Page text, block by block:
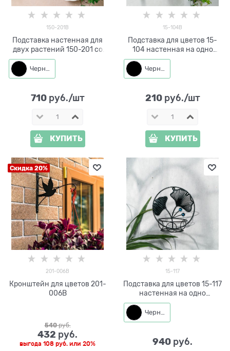
150-201B
Подставка настенная для
двух растений 150-201 со
съёмными кольцами d=14
Черный
710 руб./шт
КУПИТЬ
15-104B
Подставка для цветов 15-
104 настенная на одно
кашпо d=11см
Черный
210 руб./шт
КУПИТЬ
Скидка 20%
201-006B
Кронштейн для цветов 201-
006B
540 руб.
432 руб.
выгода 108 руб. или 20%
15-117
Подставка для цветов 15-117
настенная на одно
растение
Черный
940 руб.